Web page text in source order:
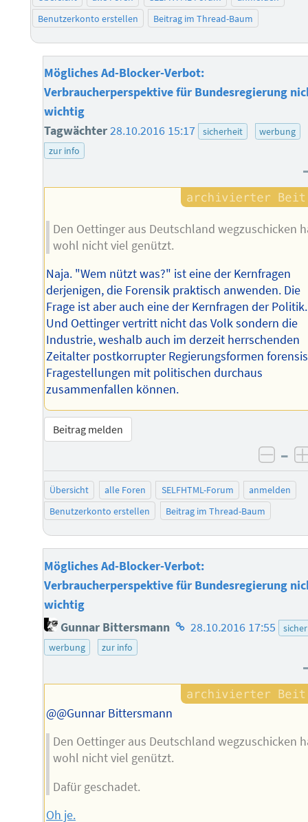
Benutzerkonto erstellen
Beitrag im Thread-Baum
Mögliches Ad-Blocker-Verbot:
Verbraucherperspektive für Bundesregierung
wichtig
Tagwächter28.10.2016 15:17 sicherheit
werbung
zur info
Den Oettinger aus Deutschland wegzuschicken
wohl nicht viel genützt.
Naja. "Wem nützt was?" ist eine der Kernfragen
derjenigen, die Forensik praktisch anwenden. Die
Frage ist aber auch eine der Kernfragen der Politik.
Und Oettinger vertritt nicht das Volk sondern die
Industrie, weshalb auch im derzeit herrschenden
Zeitalter postkorrupter Regierungsformen
Fragestellungen mit politischen durchaus
zusammenfallen können.
Beitrag melden
–
Übersicht alle Foren SELFHTML-Forum
anmelden
Benutzerkonto erstellen
Beitrag im Thread-Baum
Mögliches Ad-Blocker-Verbot:
Verbraucherperspektive für Bundesregierung
wichtig
Gunnar Bittersmann Homepage
28.10.2016 17:55
werbung
zur info
@@Gunnar Bittersmann
Den Oettinger aus Deutschland wegzuschicken
wohl nicht viel genützt.
Dafür geschadet.
Oh je.